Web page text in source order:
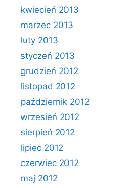
kwiecień 2013
marzec 2013
luty 2013
styczeń 2013
grudzień 2012
listopad 2012
październik 2012
wrzesień 2012
sierpień 2012
lipiec 2012
czerwiec 2012
maj 2012